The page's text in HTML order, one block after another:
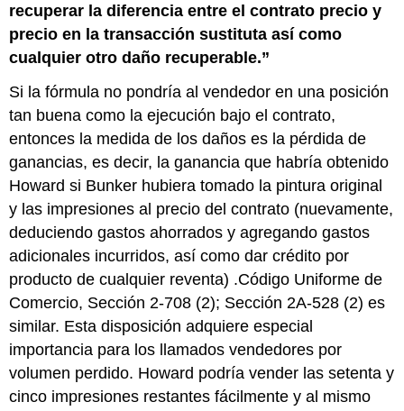
recuperar la diferencia entre el contrato precio y
precio en la transacción sustituta así como
cualquier otro daño recuperable.”
Si la fórmula no pondría al vendedor en una posición
tan buena como la ejecución bajo el contrato,
entonces la medida de los daños es la pérdida de
ganancias, es decir, la ganancia que habría obtenido
Howard si Bunker hubiera tomado la pintura original
y las impresiones al precio del contrato (nuevamente,
deduciendo gastos ahorrados y agregando gastos
adicionales incurridos, así como dar crédito por
producto de cualquier reventa) .Código Uniforme de
Comercio, Sección 2-708 (2); Sección 2A-528 (2) es
similar. Esta disposición adquiere especial
importancia para los llamados vendedores por
volumen perdido. Howard podría vender las setenta y
cinco impresiones restantes fácilmente y al mismo